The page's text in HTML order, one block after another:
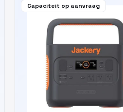
Capaciteit op aanvraag